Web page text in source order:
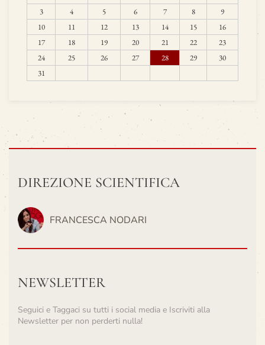
3
4 5 6 7 8
9
10
11 12 13 14 15
16
17
18 19 20 21 22
23
24
25 26 27 28 29
30
31
DIREZIONE SCIENTIFICA
FRANCESCA NODARI
NEWSLETTER
Seguici e Taggaci su tutti i social media e Iscriviti alla
Newsletter per non perderti nulla!